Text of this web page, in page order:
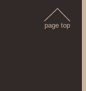
page top